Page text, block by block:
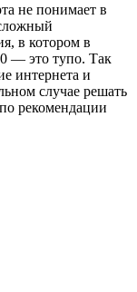
не понимает в
в котором в
— это тупо. Так
интернета и
случае решать
рекомендации